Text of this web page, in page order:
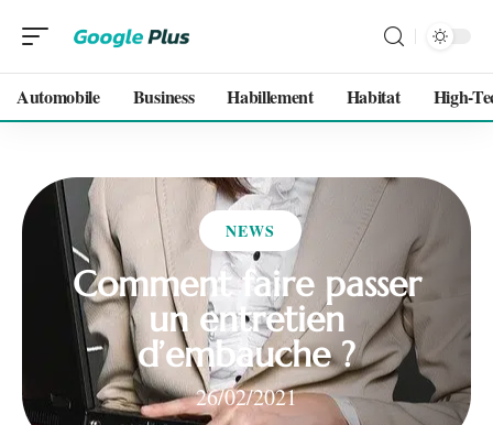
Automobile Business Habillement Habitat High-
NEWS
Comment faire passer
un entretien
d’embauche ?
26/02/2021